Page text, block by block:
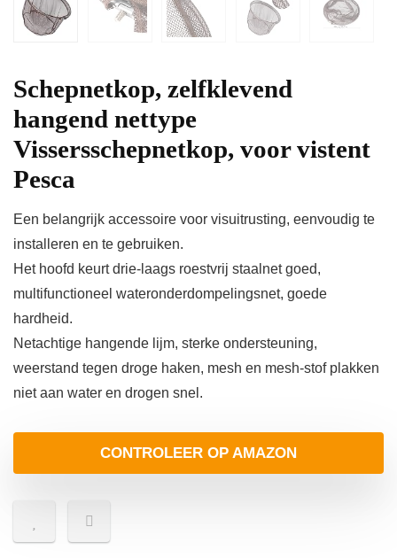
Schepnetkop, zelfklevend
hangend nettype
Vissersschepnetkop, voor vistent
Pesca
Een belangrijk accessoire voor visuitrusting, eenvoudig te
installeren en te gebruiken.
Het hoofd keurt drie-laags roestvrij staalnet goed,
multifunctioneel wateronderdompelingsnet, goede
hardheid.
Netachtige hangende lijm, sterke ondersteuning,
weerstand tegen droge haken, mesh en mesh-stof plakken
niet aan water en drogen snel.
CONTROLEER OP AMAZON